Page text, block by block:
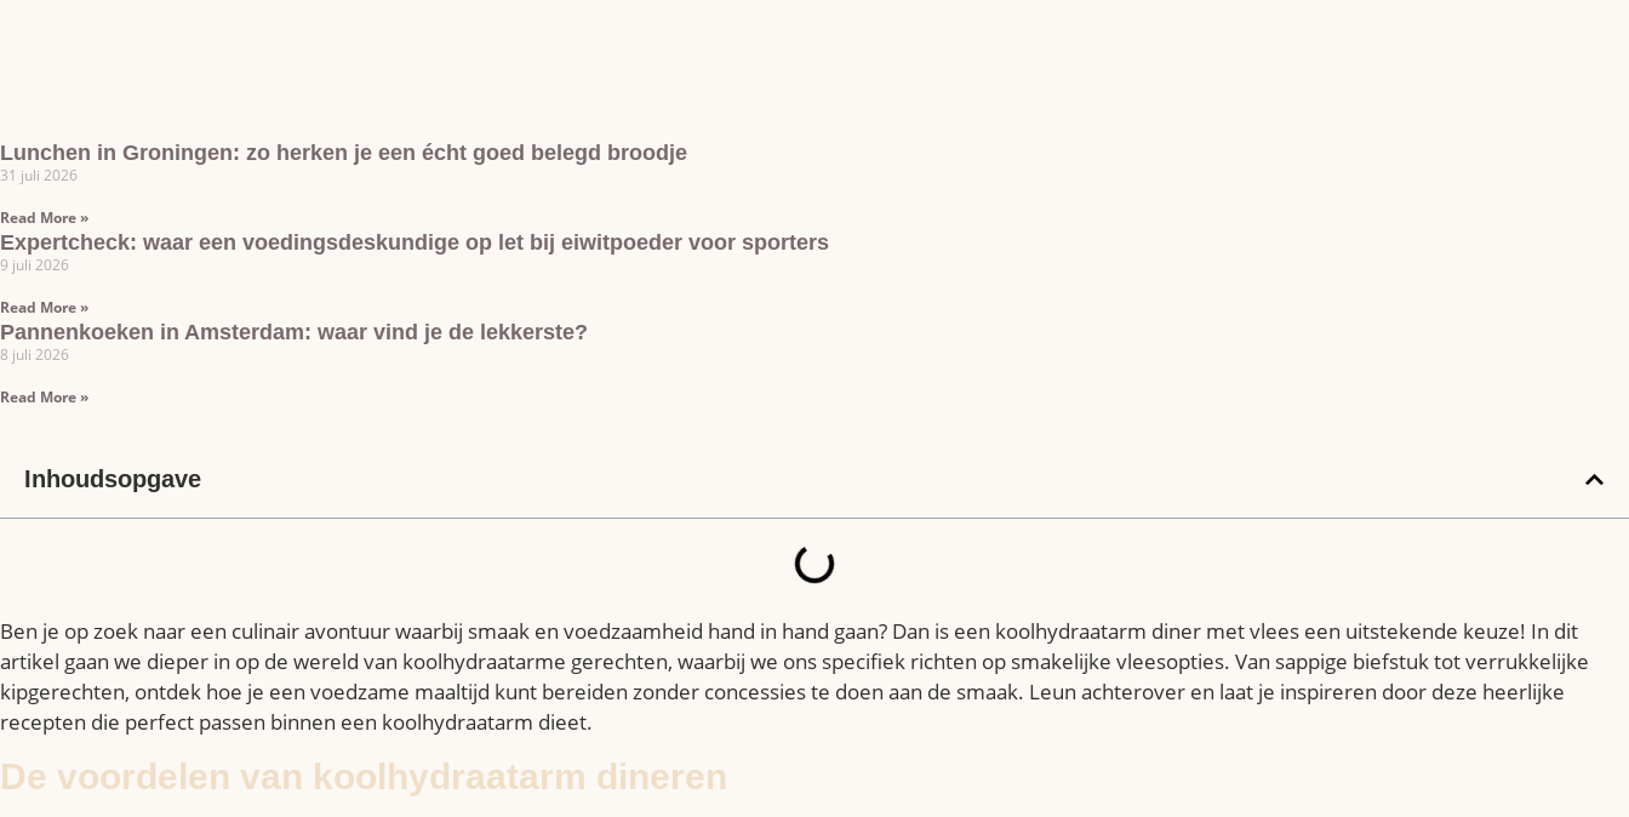
Lunchen in Groningen: zo herken je een écht goed belegd broodje
31 juli 2026
Read More »
Expertcheck: waar een voedingsdeskundige op let bij eiwitpoeder voor sporters
9 juli 2026
Read More »
Pannenkoeken in Amsterdam: waar vind je de lekkerste?
8 juli 2026
Read More »
Inhoudsopgave
Ben je op zoek naar een culinair avontuur waarbij smaak en voedzaamheid hand in hand gaan? Dan is een koolhydraatarm diner met vlees een uitstekende keuze! In dit
artikel gaan we dieper in op de wereld van koolhydraatarme gerechten, waarbij we ons specifiek richten op smakelijke vleesopties. Van sappige biefstuk tot verrukkelijke
kipgerechten, ontdek hoe je een voedzame maaltijd kunt bereiden zonder concessies te doen aan de smaak. Leun achterover en laat je inspireren door deze heerlijke
recepten die perfect passen binnen een koolhydraatarm dieet.
De voordelen van koolhydraatarm dineren